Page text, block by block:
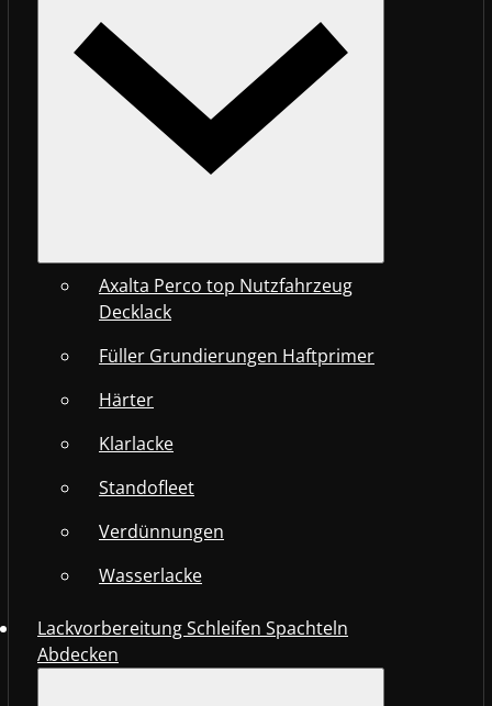
Axalta Perco top Nutzfahrzeug
Decklack
Füller Grundierungen Haftprimer
Härter
Klarlacke
Standofleet
Verdünnungen
Wasserlacke
Lackvorbereitung Schleifen Spachteln
Abdecken